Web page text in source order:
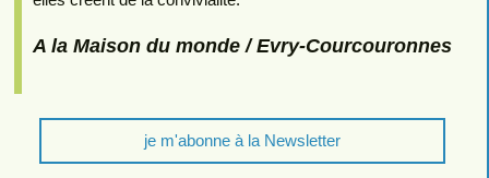
A la Maison du monde / Evry-Courcouronnes
je m'abonne à la Newsletter